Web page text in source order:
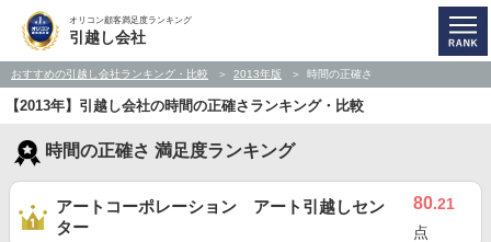
オリコン顧客満足度ランキング
引越し会社
おすすめの引越し会社ランキング・比較 2013年版 時間の正確さ
【2013年】引越し会社の時間の正確さランキング・比較
時間の正確さ 満足度ランキング
アートコーポレーション アート引越しセン
ター
80.21
点